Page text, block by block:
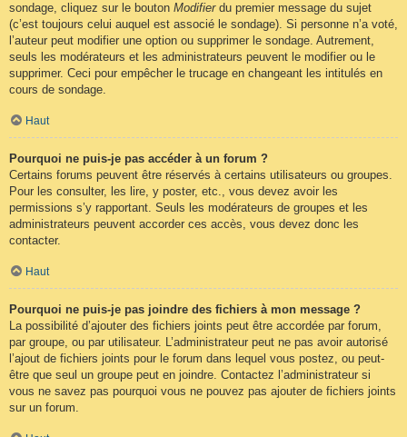
sondage, cliquez sur le bouton Modifierdu premier message du sujet
(c’est toujours celui auquel est associé le sondage). Si personne n’a voté,
l’auteur peut modifier une option ou supprimer le sondage. Autrement,
seuls les modérateurs et les administrateurs peuvent le modifier ou le
supprimer. Ceci pour empêcher le trucage en changeant les intitulés en
cours de sondage.
Haut
Pourquoi ne puis-je pas accéder à un forum ?
Certains forums peuvent être réservés à certains utilisateurs ou groupes.
Pour les consulter, les lire, y poster, etc., vous devez avoir les
permissions s’y rapportant. Seuls les modérateurs de groupes et les
administrateurs peuvent accorder ces accès, vous devez donc les
contacter.
Haut
Pourquoi ne puis-je pas joindre des fichiers à mon message ?
La possibilité d’ajouter des fichiers joints peut être accordée par forum,
par groupe, ou par utilisateur. L’administrateur peut ne pas avoir autorisé
l’ajout de fichiers joints pour le forum dans lequel vous postez, ou peut-
être que seul un groupe peut en joindre. Contactez l’administrateur si
vous ne savez pas pourquoi vous ne pouvez pas ajouter de fichiers joints
sur un forum.